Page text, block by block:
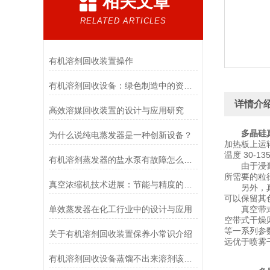
RELATED ARTICLES
有机溶剂回收装置操作
高效溶媒回收装置的设计与应用研究
为什么说纯电蒸发器是一种创新设备？
单效蒸发器在化工行业中的设计与应用
关于有机溶剂回收装置保养小常识介绍
有机溶剂回收设备蒸馏不出来溶剂该怎么处理？
详情介
多晶硅
加热板上运
温度 30-
由于浸膏
所需要的粒
另外，真
可以保留其
真空带式
空带式干燥
等一系列参
远优于喷雾